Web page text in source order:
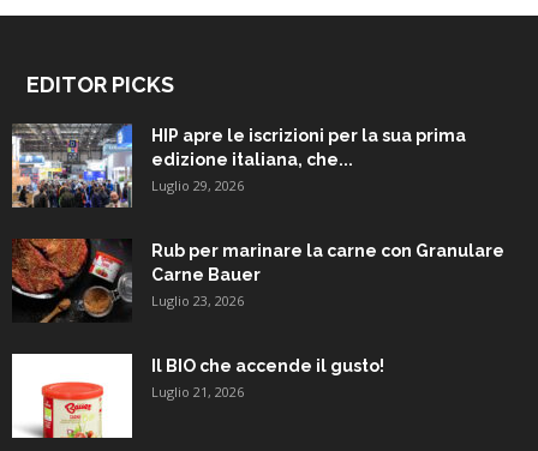
EDITOR PICKS
HIP apre le iscrizioni per la sua prima
edizione italiana, che...
Luglio 29, 2026
Rub per marinare la carne con Granulare
Carne Bauer
Luglio 23, 2026
Il BIO che accende il gusto!
Luglio 21, 2026